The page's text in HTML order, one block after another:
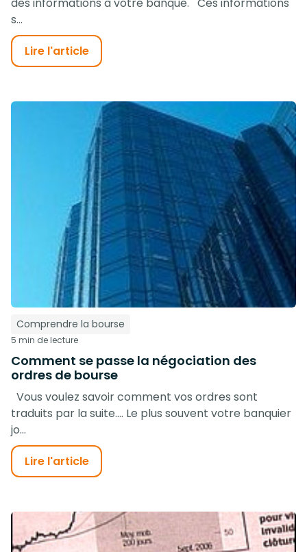
s...
Lire l'article
Comprendre la bourse
5 min de lecture
Comment se passe la négociation des
ordres de bourse
Vous voulez savoir comment vos ordres sont
traduits par la suite…. Le plus souvent votre banquier
jo...
Lire l'article